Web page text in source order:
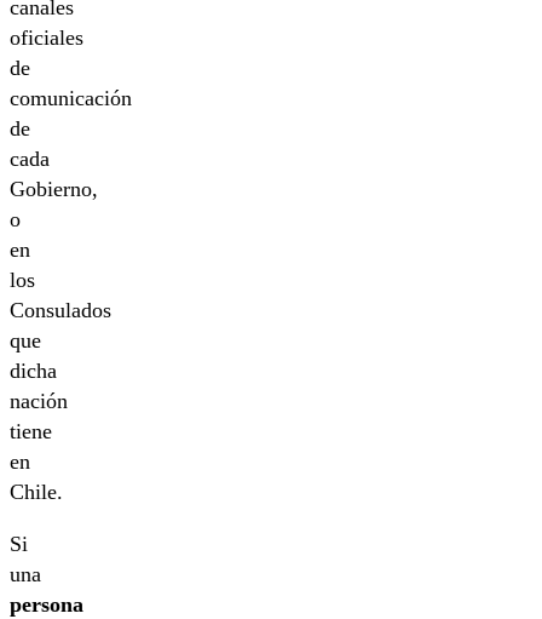
canales
oficiales
de
comunicación
de
cada
Gobierno,
o
en
los
Consulados
que
dicha
nación
tiene
en
Chile.
Si
una
persona